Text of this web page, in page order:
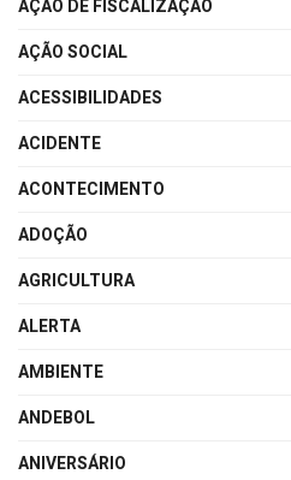
AÇÃO DE FISCALIZAÇÃO
AÇÃO SOCIAL
ACESSIBILIDADES
ACIDENTE
ACONTECIMENTO
ADOÇÃO
AGRICULTURA
ALERTA
AMBIENTE
ANDEBOL
ANIVERSÁRIO